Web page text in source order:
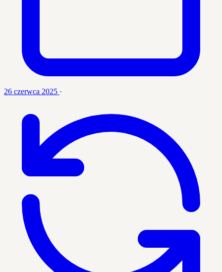
26 czerwca 2025 ·